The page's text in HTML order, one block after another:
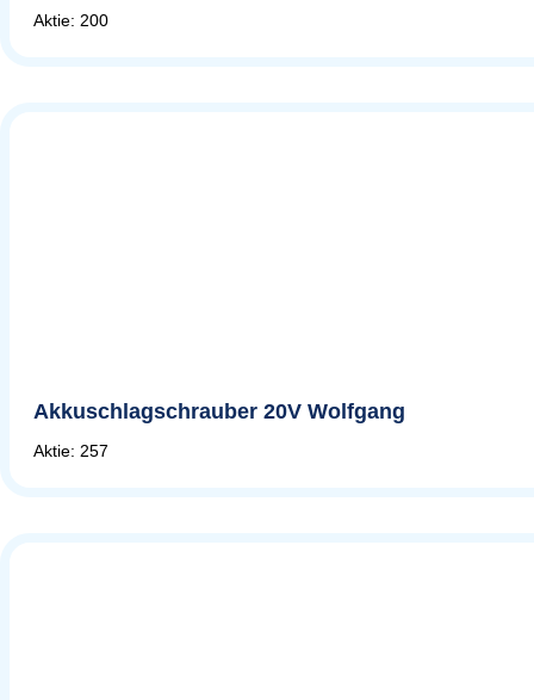
Aktie: 200
Akkuschlagschrauber 20V Wolfgang
Aktie: 257